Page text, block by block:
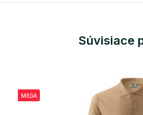
Súvisiace
MEGA